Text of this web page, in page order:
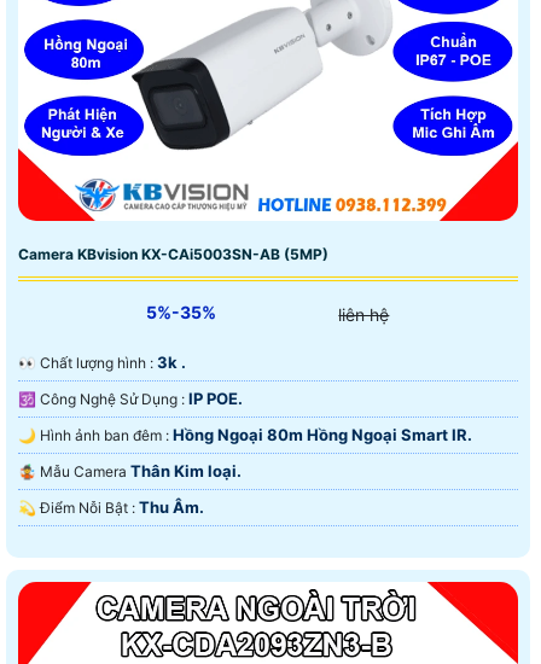
Camera KBvision KX-CAi5003SN-AB (5MP)
5%-35% liên hệ
️👀 Chất lượng hình : 3k .
🕉️ Công Nghệ Sử Dụng : IP POE.
🌙 Hình ảnh ban đêm : Hồng Ngoại 80m Hồng Ngoại Smart IR.
🤹 Mẫu Camera Thân Kim loại.
️💫 Điểm Nỗi Bật : Thu Âm.